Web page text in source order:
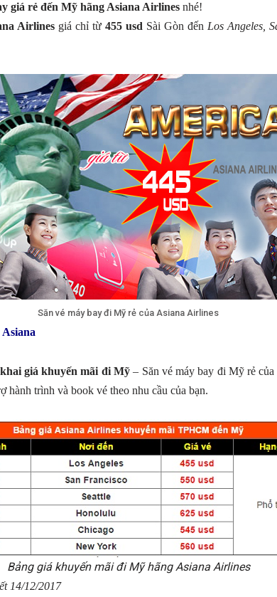
giá rẻ đến Mỹ hãng Asiana Airlines nhé!
Airlines giá chỉ từ 455 usd Sài Gòn đến Los Angeles,
Săn vé máy bay đi Mỹ rẻ của Asiana Airlines
giá khuyến mãi đi Mỹ– Săn vé máy bay đi Mỹ rẻ
hành trình và book vé theo nhu cầu của bạn.
Bảng giá khuyến mãi đi Mỹ hãng Asiana Airlines
14/12/2017